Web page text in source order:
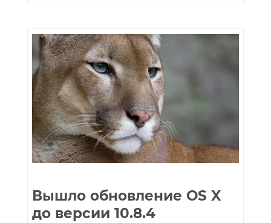
Вышло обновление OS X
до версии 10.8.4